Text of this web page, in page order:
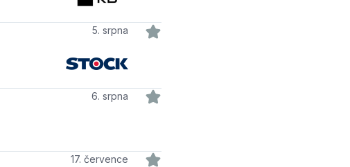
5. srpna
6. srpna
17. července